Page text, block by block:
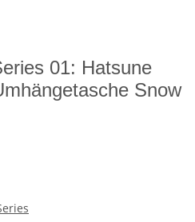
01: Hatsune
Snow